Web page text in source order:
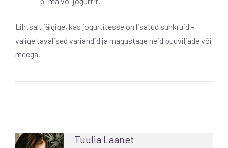
Lihtsalt jälgige, kas jogurtitesse on lisatud suhkruid –
valige tavalised variandid ja magustage neid puuviljade või
meega.
Tuulia Laanet